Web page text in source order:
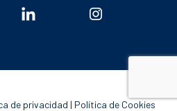
de privacidad | Política de Cookies